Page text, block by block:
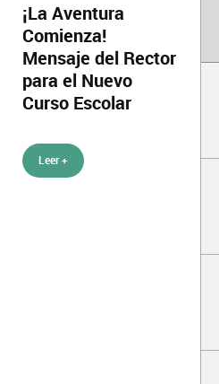
¡La Aventura
Comienza!
Mensaje del Rector
para el Nuevo
Curso Escolar
Leer +